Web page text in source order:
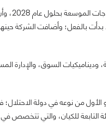
بالفعل؛ وأضافت الشركة حينها
وديناميكيات السوق، والإدارة